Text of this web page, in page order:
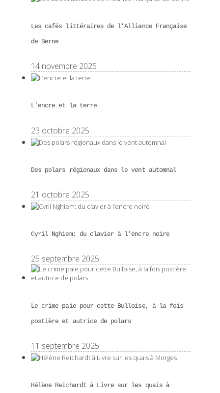
Les cafés littéraires de l’Alliance Française
de Berne
14 novembre 2025
L’encre et la terre
23 octobre 2025
Des polars régionaux dans le vent automnal
21 octobre 2025
Cyril Nghiem: du clavier à l’encre noire
25 septembre 2025
Le crime paie pour cette Bulloise, à la fois
postière et autrice de polars
11 septembre 2025
Hélène Reichardt à Livre sur les quais à